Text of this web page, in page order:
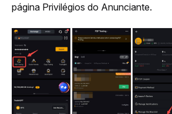
página Privilégios do Anunciante.